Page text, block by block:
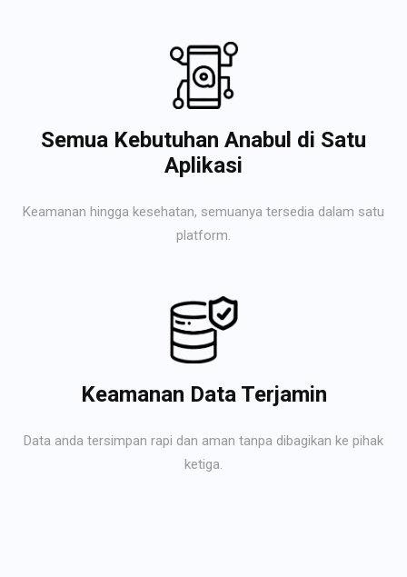
Semua Kebutuhan Anabul di Satu
Aplikasi
Keamanan hingga kesehatan, semuanya tersedia dalam satu
platform.
Keamanan Data Terjamin
Data anda tersimpan rapi dan aman tanpa dibagikan ke pihak
ketiga.